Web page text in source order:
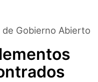
de Gobierno Abierto